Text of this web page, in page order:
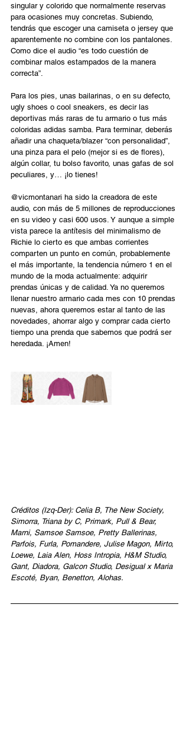
singular y colorido que normalmente reservas
para ocasiones muy concretas. Subiendo,
tendrás que escoger una camiseta o jersey que
aparentemente no combine con los pantalones.
Como dice el audio “es todo cuestión de
combinar malos estampados de la manera
correcta”.
Para los pies, unas bailarinas, o en su defecto,
ugly shoes o cool sneakers, es decir las
deportivas más raras de tu armario o tus más
coloridas adidas samba. Para terminar, deberás
añadir una chaqueta/blazer “con personalidad”,
una pinza para el pelo (mejor si es de flores),
algún collar, tu bolso favorito, unas gafas de sol
peculiares, y… ¡lo tienes!
@vicmontanari ha sido la creadora de este
audio, con más de 5 millones de reproducciones
en su video y casi 600 usos. Y aunque a simple
vista parece la antítesis del minimalismo de
Richie lo cierto es que ambas corrientes
comparten un punto en común, probablemente
el más importante, la tendencia número 1 en el
mundo de la moda actualmente: adquirir
prendas únicas y de calidad. Ya no queremos
llenar nuestro armario cada mes con 10 prendas
nuevas, ahora queremos estar al tanto de las
novedades, ahorrar algo y comprar cada cierto
tiempo una prenda que sabemos que podrá ser
heredada. ¡Amen!
Créditos (Izq-Der): Celia B, The New Society,
Simorra, Triana by C, Primark, Pull & Bear,
Marni, Samsoe Samsoe, Pretty Ballerinas,
Parfois, Furla, Pomandere, Julise Magon, Mirto,
Loewe, Laia Alen, Hoss Intropia, H&M Studio,
Gant, Diadora, Galcon Studio, Desigual x Maria
Escoté, Byan, Benetton, Alohas.